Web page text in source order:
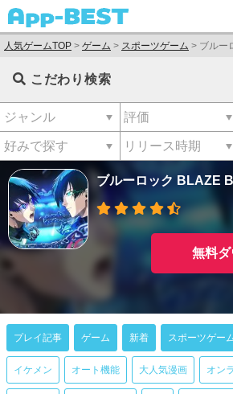
人気ゲームTOP > ゲーム > スポーツゲーム > ブルー
こだわり検索
ブルーロック BLAZE
無料
プレイ記事 ゲーム 新着 スポーツゲー
イケメン オート機能 大人気漫画 オン